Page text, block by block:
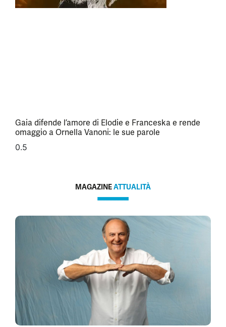
Gaia difende l’amore di Elodie e Franceska e rende
omaggio a Ornella Vanoni: le sue parole
MAGAZINEATTUALITÀ